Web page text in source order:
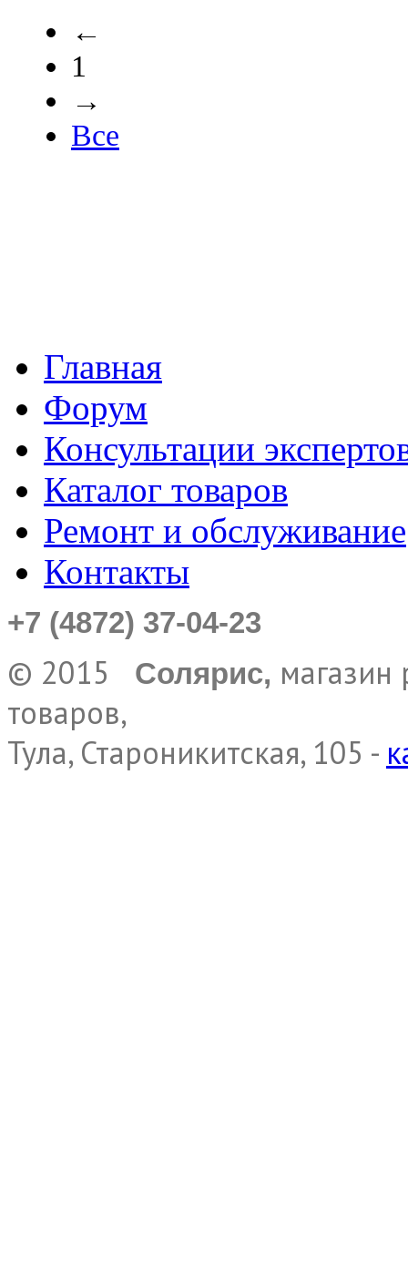
←
1
→
Все
Главная
Форум
Консультации
Каталог товаров
Ремонт и обслуживание
Контакты
+7 (4872) 37-04-23
© 2015 Солярис, магазин
товаров,
Тула, Староникитская, 105 -